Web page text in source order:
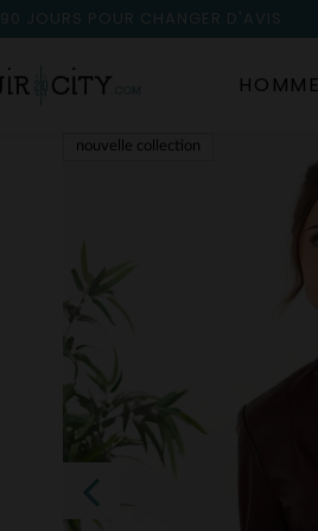
90 JOURS POUR CHANGER D'AVIS
HOMME
nouvelle collection